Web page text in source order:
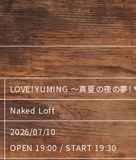
LOVE！YUMING 〜真夏の夜の夢
Naked Loft
2026/07/10
OPEN 19:00 / START 19:30